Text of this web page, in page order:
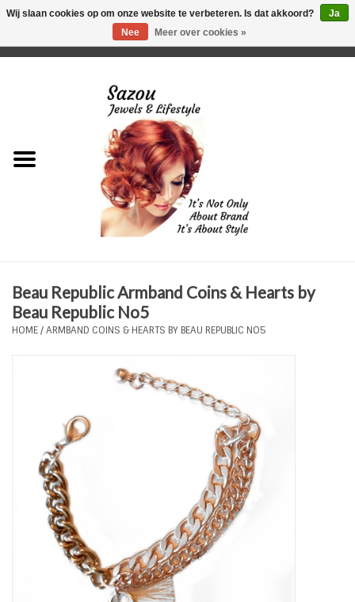
Just for Him
Plus Size Sieraden
Haaraccesoires
Zonnebrillen
Fashion
ON THE BEACH
Beau Republic Armband Coins & Hearts by
Beau Republic No5
HOME/ARMBAND COINS & HEARTS BY BEAU REPUBLIC NO5
Wij slaan cookies op om onze website te verbeteren. Is dat akkoord?
Ja
Nee
Meer over cookies »